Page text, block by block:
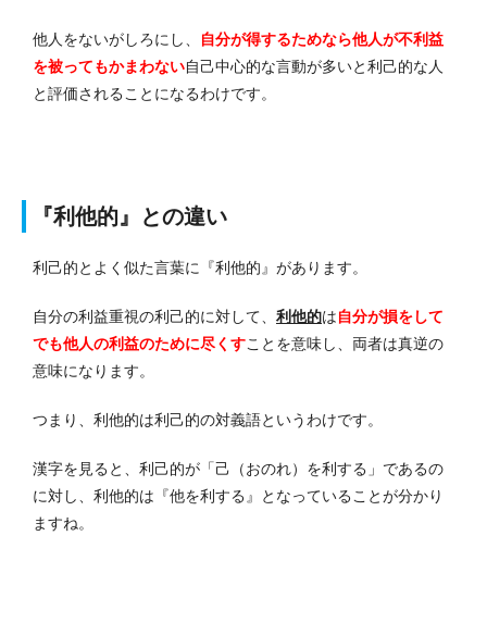
他人をないがしろにし、
自分が得するためなら他人が不利益
を被ってもかまわない自己中心的な言動が多いと利己的な人
と評価されることになるわけです。
『利他的』との違い
利己的とよく似た言葉に『利他的』があります。
自分の利益重視の利己的に対して、 利他的は自分が損をして
でも他人の利益のために尽くすことを意味し、両者は真逆の
意味になります。
つまり、利他的は利己的の対義語というわけです。
漢字を見ると、利己的が「己（おのれ）を利する」であるの
に対し、利他的は『他を利する』となっていることが分かり
ますね。